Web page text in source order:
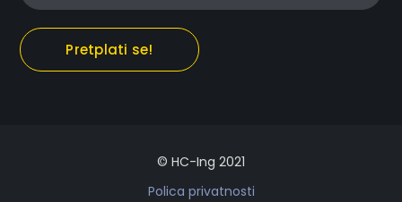
Pretplati se!
© HC-Ing 2021
Polica privatnosti